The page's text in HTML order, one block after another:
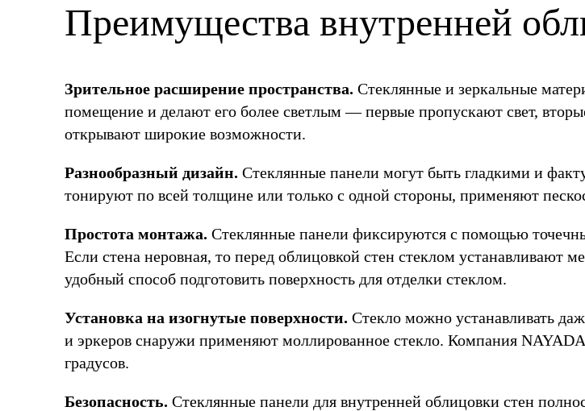
Преимущества внутренней
Зрительное расширение пространства. Стеклянные и зеркальные
помещение и делают его более светлым — первые пропускают свет,
открывают широкие возможности.
Разнообразный дизайн. Стеклянные панели могут быть гладкими и
тонируют по всей толщине или только с одной стороны, применяют
Простота монтажа. Стеклянные панели фиксируются с помощью
Если стена неровная, то перед облицовкой стен стеклом
удобный способ подготовить поверхность для отделки стеклом.
Установка на изогнутые поверхности. Стекло можно устанавливать
и эркеров снаружи применяют моллированное стекло. Компания
градусов.
Безопасность. Стеклянные панели для внутренней облицовки стен